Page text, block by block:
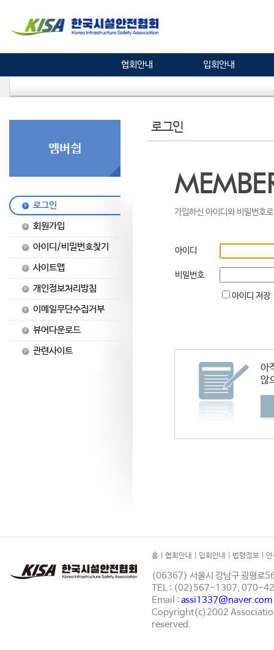
협회안내 입회안내
로그인
회원가입
아이디/비밀번호찾기
사이트맵
개인정보처리방침
이메일무단수집거부
뷰어다운로드
관련사이트
로그인
가입하신 아이디와 비밀번호
아이디
비밀번호
아이디 저장
아
않
홈 협회안내 입회안내 법령정보
(06367) 서울시 강남구 광평로
TEL : (02)567-1307, 070-
Email :assi1337@naver.com
Copyright(c)2002
reserved.